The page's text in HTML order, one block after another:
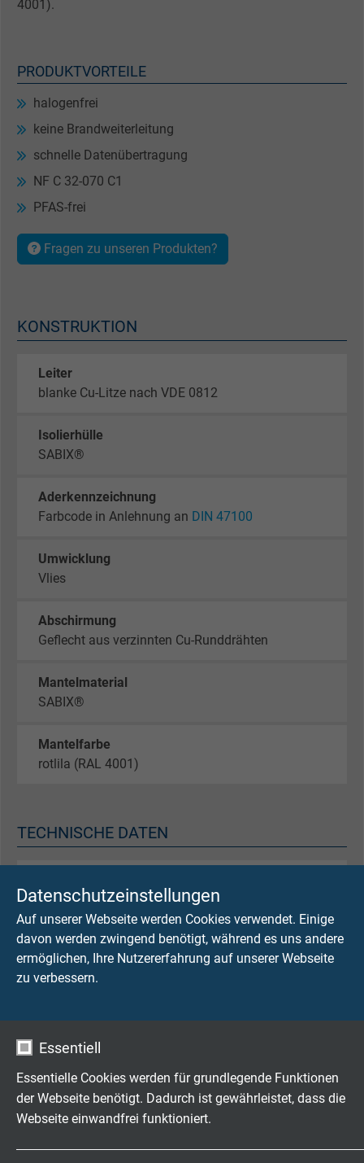
Datenschutzeinstellungen
Auf unserer Webseite werden Cookies verwendet. Einige
davon werden zwingend benötigt, während es uns andere
ermöglichen, Ihre Nutzererfahrung auf unserer Webseite
zu verbessern.
Essentiell
Essentielle Cookies werden für grundlegende Funktionen
der Webseite benötigt. Dadurch ist gewährleistet, dass die
Webseite einwandfrei funktioniert.
4001).
PRODUKTVORTEILE
halogenfrei
keine Brandweiterleitung
schnelle Datenübertragung
NF C 32-070 C1
PFAS-frei
Fragen zu unseren Produkten?
KONSTRUKTION
Leiter
blanke Cu-Litze nach VDE 0812
Isolierhülle
SABIX®
Aderkennzeichnung
Farbcode in Anlehnung an DIN 47100
Umwicklung
Vlies
Abschirmung
Geflecht aus verzinnten Cu-Runddrähten
Mantelmaterial
SABIX®
Mantelfarbe
rotlila (RAL 4001)
TECHNISCHE DATEN
max. 350 V
Prüfspannung
Ader/Ader: 1500V
Ader/Schirm: 1200V
Mindestbiegeradius
7,5 x d
Temperaturbereich
nicht bewegt: -30/+90 °C
bewegt: -20/+90 °C